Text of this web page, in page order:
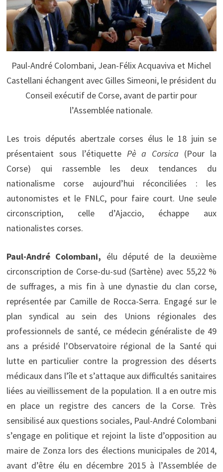
Paul-André Colombani, Jean-Félix Acquaviva et Michel
Castellani échangent avec Gilles Simeoni, le président du
Conseil exécutif de Corse, avant de partir pour
l’Assemblée nationale.
Les trois députés abertzale corses élus le 18 juin se
présentaient sous l’étiquettePè a Corsica (Pour la
Corse) qui rassemble les deux tendances du
nationalisme corse aujourd’hui réconciliées : les
autonomistes et le FNLC, pour faire court. Une seule
circonscription, celle d’Ajaccio, échappe aux
nationalistes corses.
Paul-André Colombani, élu député de la deuxième
circonscription de Corse-du-sud (Sartène) avec 55,22 %
de suffrages, a mis fin à une dynastie du clan corse,
représentée par Camille de Rocca-Serra. Engagé sur le
plan syndical au sein des Unions régionales des
professionnels de santé, ce médecin généraliste de 49
ans a présidé l’Observatoire régional de la Santé qui
lutte en particulier contre la progression des déserts
médicaux dans l’île et s’attaque aux difficultés sanitaires
liées au vieillissement de la population. Il a en outre mis
en place un registre des cancers de la Corse. Très
sensibilisé aux questions sociales, Paul-André Colombani
s’engage en politique et rejoint la liste d’opposition au
maire de Zonza lors des élections municipales de 2014,
avant d’être élu en décembre 2015 à l’Assemblée de